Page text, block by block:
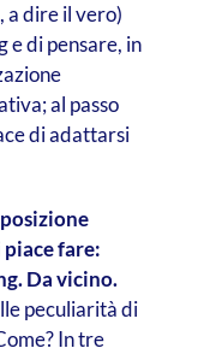
a dire il vero)
e di pensare, in
al passo
di adattarsi
fare:
Da vicino.
peculiarità di
In tre